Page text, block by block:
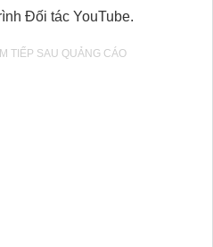
Đối tác YouTube.